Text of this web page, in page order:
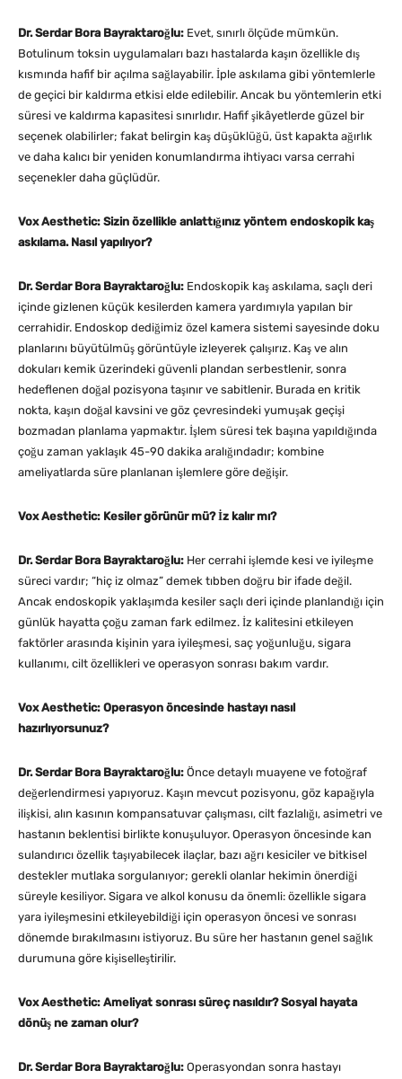
Dr. Serdar Bora Bayraktaroğlu: Evet, sınırlı ölçüde mümkün.
Botulinum toksin uygulamaları bazı hastalarda kaşın özellikle dış
kısmında hafif bir açılma sağlayabilir. İple askılama gibi yöntemlerle
de geçici bir kaldırma etkisi elde edilebilir. Ancak bu yöntemlerin etki
süresi ve kaldırma kapasitesi sınırlıdır. Hafif şikâyetlerde güzel bir
seçenek olabilirler; fakat belirgin kaş düşüklüğü, üst kapakta ağırlık
ve daha kalıcı bir yeniden konumlandırma ihtiyacı varsa cerrahi
seçenekler daha güçlüdür.
Vox Aesthetic: Sizin özellikle anlattığınız yöntem endoskopik kaş
askılama. Nasıl yapılıyor?
Dr. Serdar Bora Bayraktaroğlu: Endoskopik kaş askılama, saçlı deri
içinde gizlenen küçük kesilerden kamera yardımıyla yapılan bir
cerrahidir. Endoskop dediğimiz özel kamera sistemi sayesinde doku
planlarını büyütülmüş görüntüyle izleyerek çalışırız. Kaş ve alın
dokuları kemik üzerindeki güvenli plandan serbestlenir, sonra
hedeflenen doğal pozisyona taşınır ve sabitlenir. Burada en kritik
nokta, kaşın doğal kavsini ve göz çevresindeki yumuşak geçişi
bozmadan planlama yapmaktır. İşlem süresi tek başına yapıldığında
çoğu zaman yaklaşık 45-90 dakika aralığındadır; kombine
ameliyatlarda süre planlanan işlemlere göre değişir.
Vox Aesthetic: Kesiler görünür mü? İz kalır mı?
Dr. Serdar Bora Bayraktaroğlu: Her cerrahi işlemde kesi ve iyileşme
süreci vardır; “hiç iz olmaz” demek tıbben doğru bir ifade değil.
Ancak endoskopik yaklaşımda kesiler saçlı deri içinde planlandığı için
günlük hayatta çoğu zaman fark edilmez. İz kalitesini etkileyen
faktörler arasında kişinin yara iyileşmesi, saç yoğunluğu, sigara
kullanımı, cilt özellikleri ve operasyon sonrası bakım vardır.
Vox Aesthetic: Operasyon öncesinde hastayı nasıl
hazırlıyorsunuz?
Dr. Serdar Bora Bayraktaroğlu: Önce detaylı muayene ve fotoğraf
değerlendirmesi yapıyoruz. Kaşın mevcut pozisyonu, göz kapağıyla
ilişkisi, alın kasının kompansatuvar çalışması, cilt fazlalığı, asimetri ve
hastanın beklentisi birlikte konuşuluyor. Operasyon öncesinde kan
sulandırıcı özellik taşıyabilecek ilaçlar, bazı ağrı kesiciler ve bitkisel
destekler mutlaka sorgulanıyor; gerekli olanlar hekimin önerdiği
süreyle kesiliyor. Sigara ve alkol konusu da önemli: özellikle sigara
yara iyileşmesini etkileyebildiği için operasyon öncesi ve sonrası
dönemde bırakılmasını istiyoruz. Bu süre her hastanın genel sağlık
durumuna göre kişiselleştirilir.
Vox Aesthetic: Ameliyat sonrası süreç nasıldır? Sosyal hayata
dönüş ne zaman olur?
Dr. Serdar Bora Bayraktaroğlu: Operasyondan sonra hastayı